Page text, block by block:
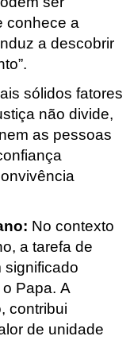
conhece a
a descobrir
”.
sólidos fatores
não divide,
as pessoas
: No contexto
a tarefa de
significado
Papa. A
contribui
de unidade